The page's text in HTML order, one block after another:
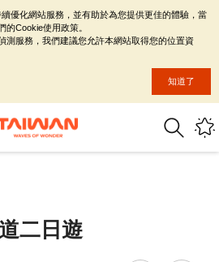
二日遊
優化網站服務，並有助於為您提供更佳的體驗，當
的Cookie使用政策。
測服務，我們建議您允許本網站取得您的位置資
知道了